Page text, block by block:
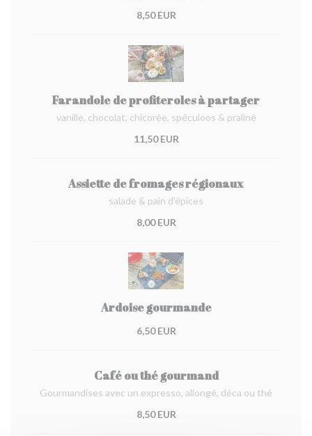
8,50 EUR
Farandole de profiteroles à partager
vanille, chocolat, chicorée, spéculoos & praliné
11,50 EUR
Assiette de fromages régionaux
salade & pain d'épices
8,00 EUR
Ardoise gourmande
6,50 EUR
Café ou thé gourmand
Gourmandises avec un expresso, allongé, déca ou thé
8,50 EUR